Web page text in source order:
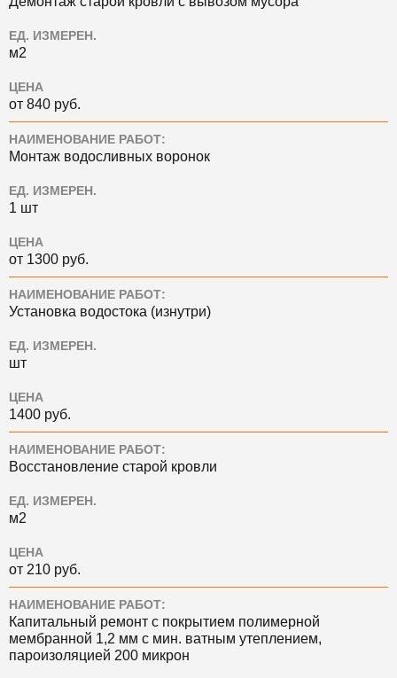
ЕД. ИЗМЕРЕН.
м2
ЦЕНА
от 840 руб.
НАИМЕНОВАНИЕ РАБОТ:
Монтаж водосливных воронок
ЕД. ИЗМЕРЕН.
1 шт
ЦЕНА
от 1300 руб.
НАИМЕНОВАНИЕ РАБОТ:
Установка водостока (изнутри)
ЕД. ИЗМЕРЕН.
шт
ЦЕНА
1400 руб.
НАИМЕНОВАНИЕ РАБОТ:
Восстановление старой кровли
ЕД. ИЗМЕРЕН.
м2
ЦЕНА
от 210 руб.
НАИМЕНОВАНИЕ РАБОТ:
Капитальный ремонт с покрытием полимерной
мембранной 1,2 мм с мин. ватным утеплением,
пароизоляцией 200 микрон